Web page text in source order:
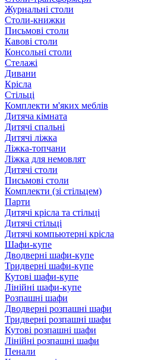
Журнальні столи
Столи-книжки
Письмові столи
Кавові столи
Консольні столи
Стелажі
Дивани
Крісла
Стільці
Комплекти м'яких меблів
Дитяча кімната
Дитячі спальні
Дитячі ліжка
Ліжка-топчани
Ліжка для немовлят
Дитячі столи
Письмові столи
Комплекти (зі стільцем)
Парти
Дитячі крісла та стільці
Дитячі стільці
Дитячі компьютерні крісла
Шафи-купе
Дводверні шафи-купе
Тридверні шафи-купе
Кутові шафи-купе
Лінійні шафи-купе
Розпашні шафи
Дводверні розпашні шафи
Тридверні розпашні шафи
Кутові розпашні шафи
Лінійні розпашні шафи
Пенали